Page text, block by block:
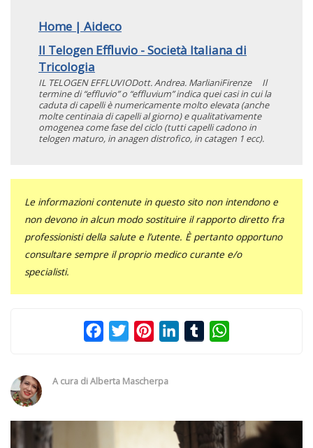
Home | Aideco
Il Telogen Effluvio - Società Italiana di
Tricologia
IL TELOGEN EFFLUVIODott. Andrea. MarlianiFirenze Il
termine di “effluvio” o “effluvium” indica quei casi in cui la
caduta di capelli è numericamente molto elevata (anche
molte centinaia di capelli al giorno) e qualitativamente
omogenea come fase del ciclo (tutti capelli cadono in
telogen maturo, in anagen distrofico, in catagen 1 ecc).
Le informazioni contenute in questo sito non intendono e
non devono in alcun modo sostituire il rapporto diretto fra
professionisti della salute e l’utente. È pertanto opportuno
consultare sempre il proprio medico curante e/o
specialisti.
FacebookTwitterPinterestLinkedInTumblr
A cura diAlberta Mascherpa